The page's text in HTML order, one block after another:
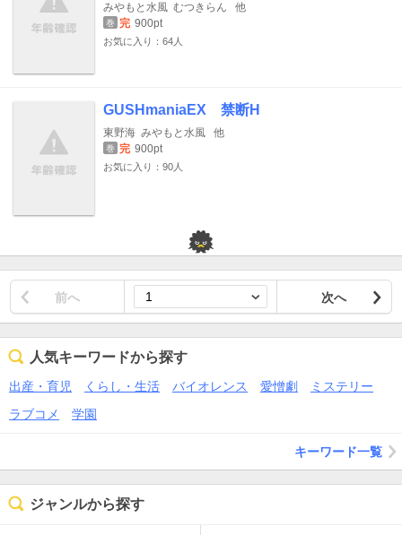
みやもと水風 むつきらん 他
巻 完 900pt
お気に入り：64人
GUSHmaniaEX 禁断H
東野海 みやもと水風 他
巻 完 900pt
お気に入り：90人
前へ 次へ
人気キーワードから探す
出産・育児 くらし・生活 バイオレンス 愛憎劇
ミステリー
ラブコメ
学園
キーワード一覧
ジャンルから探す